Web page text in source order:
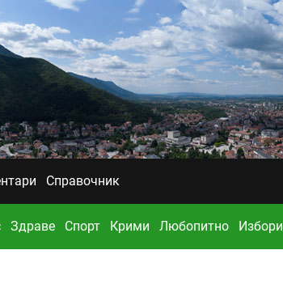
Справочник
Здраве Спорт Крими Любопитно Избори